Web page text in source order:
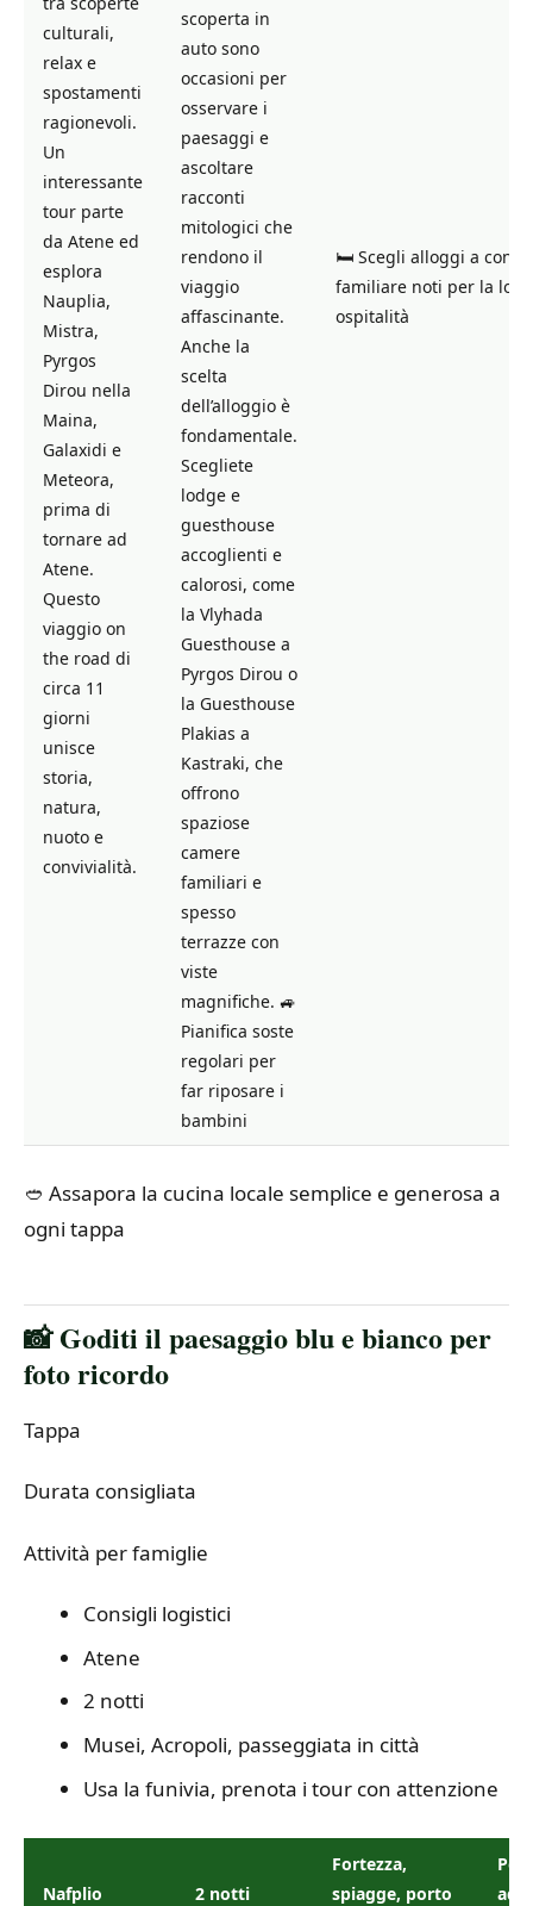
culturali,
relax e
spostamenti
ragionevoli.
Un
interessante
tour parte
da Atene ed
esplora
Nauplia,
Mistra,
Pyrgos
Dirou nella
Maina,
Galaxidi e
Meteora,
prima di
tornare ad
Atene.
Questo
viaggio on
the road di
circa 11
giorni
unisce
storia,
natura,
nuoto e
convivialità.
scoperta in
auto sono
occasioni per
osservare i
paesaggi e
ascoltare
racconti
mitologici che
rendono il
viaggio
affascinante.
Anche la
scelta
dell’alloggio è
fondamentale.
Scegliete
lodge e
guesthouse
accoglienti e
calorosi, come
la Vlyhada
Guesthouse a
Pyrgos Dirou o
la Guesthouse
Plakias a
Kastraki, che
offrono
spaziose
camere
familiari e
spesso
terrazze con
viste
magnifiche. 🚙
Pianifica soste
regolari per
far riposare i
bambini
🛏️ Scegli alloggi a
familiare noti per la loro
ospitalità
🥙 Assapora la cucina locale semplice e generosa a
ogni tappa
📸 Goditi il ​​paesaggio blu e bianco per
foto ricordo
Tappa
Durata consigliata
Attività per famiglie
Consigli logistici
Atene
2 notti
Musei, Acropoli, passeggiata in città
Usa la funivia, prenota i tour con attenzione
Nafplio 2 notti
Fortezza,
spiagge, porto